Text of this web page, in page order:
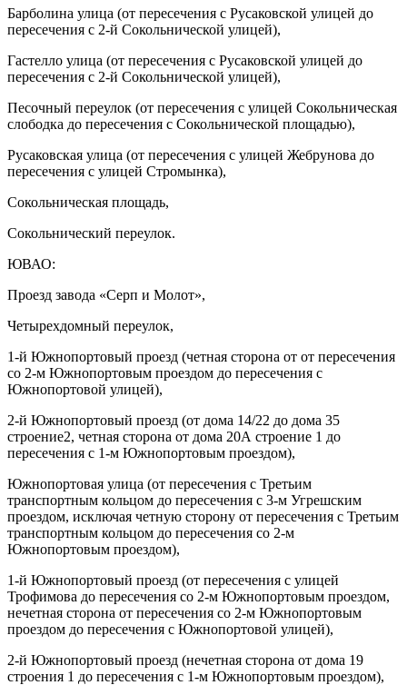
Барболина улица (от пересечения с Русаковской улицей до
пересечения с 2-й Сокольнической улицей),
Гастелло улица (от пересечения с Русаковской улицей до
пересечения с 2-й Сокольнической улицей),
Песочный переулок (от пересечения с улицей Сокольническая
слободка до пересечения с Сокольнической площадью),
Русаковская улица (от пересечения с улицей Жебрунова до
пересечения с улицей Стромынка),
Сокольническая площадь,
Сокольнический переулок.
ЮВАО:
Проезд завода «Серп и Молот»,
Четырехдомный переулок,
1-й Южнопортовый проезд (четная сторона от от пересечения
со 2-м Южнопортовым проездом до пересечения с
Южнопортовой улицей),
2-й Южнопортовый проезд (от дома 14/22 до дома 35
строение2, четная сторона от дома 20А строение 1 до
пересечения с 1-м Южнопортовым проездом),
Южнопортовая улица (от пересечения с Третьим
транспортным кольцом до пересечения с 3-м Угрешским
проездом, исключая четную сторону от пересечения с Третьим
транспортным кольцом до пересечения со 2-м
Южнопортовым проездом),
1-й Южнопортовый проезд (от пересечения с улицей
Трофимова до пересечения со 2-м Южнопортовым проездом,
нечетная сторона от пересечения со 2-м Южнопортовым
проездом до пересечения с Южнопортовой улицей),
2-й Южнопортовый проезд (нечетная сторона от дома 19
строения 1 до пересечения с 1-м Южнопортовым проездом),